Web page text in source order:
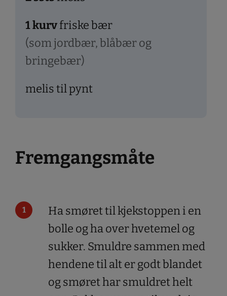
1kurvfriske bær
(som jordbær, blåbær og
bringebær)
melis til pynt
Fremgangsmåte
Ha smøret til kjekstoppen i en
bolle og ha over hvetemel og
sukker. Smuldre sammen med
hendene til alt er godt blandet
og smøret har smuldret helt